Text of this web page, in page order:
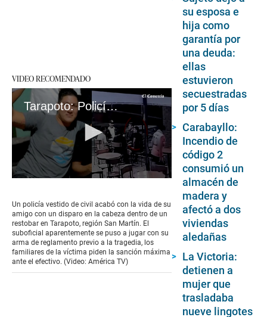
VIDEO RECOMENDADO
Tarapoto: Policía mata accidentalmente a su amigo tras jugar con su arma en un bar
of
2
minutes,
22
seconds
Un policía vestido de civil acabó con la vida de su
amigo con un disparo en la cabeza dentro de un
restobar en Tarapoto, región San Martín. El
suboficial aparentemente se puso a jugar con su
arma de reglamento previo a la tragedia, los
familiares de la víctima piden la sanción máxima
ante el efectivo. (Video: América TV)
su esposa e
hija como
garantía por
una deuda:
ellas
estuvieron
secuestradas
por 5 días
Carabayllo:
Incendio de
código 2
consumió un
almacén de
madera y
afectó a dos
viviendas
aledañas
La Victoria:
detienen a
mujer que
trasladaba
nueve lingotes